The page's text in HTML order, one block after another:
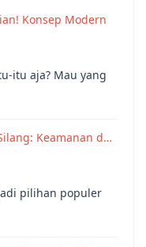
Konsep Modern
itu aja? Mau yang
Keamanan d…
pilihan populer